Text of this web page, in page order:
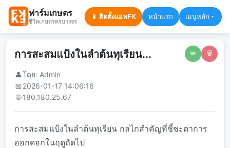
ฟาร์มเกษตร
ชีวิตเกษตรครบวงจร
📱 ติดตั้งแอพFK หน้าแรก เมนูหลัก
✏️ 🗑️
การสะสมแป้งในลำต้นทุเรียน...
👤โดย: Admin
📅2026-01-17 14:06:16
🌐 180.180.25.67
การสะสมแป้งในลำต้นทุเรียน กลไกสำคัญที่ชี้ชะตาการ
ออกดอกในฤดูถัดไป